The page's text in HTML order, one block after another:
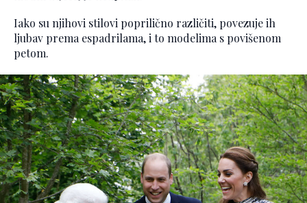
Iako su njihovi stilovi poprilično različiti, povezuje ih
ljubav prema espadrilama, i to modelima s povišenom
petom.